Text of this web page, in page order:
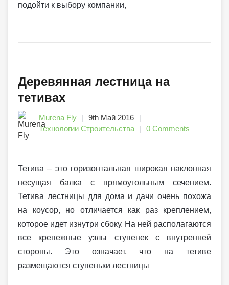
подойти к выбору компании,
Деревянная лестница на
тетивах
Murena Fly
9th Май 2016
Технологии Строительства
0 Comments
Тетива – это горизонтальная широкая наклонная
несущая балка с прямоугольным сечением.
Тетива лестницы для дома и дачи очень похожа
на коусор, но отличается как раз креплением,
которое идет изнутри сбоку. На ней располагаются
все крепежные узлы ступенек с внутренней
стороны. Это означает, что на тетиве
размещаются ступеньки лестницы